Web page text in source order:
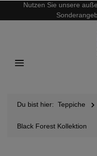
Nutzen Sie unsere
Du bist hier: Teppiche
Black Forest Kollektion